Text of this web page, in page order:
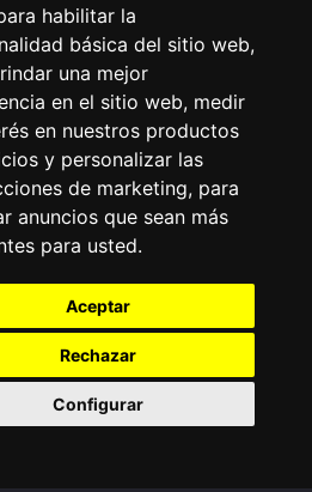
habilitar la
básica del sitio web,
una mejor
en el sitio web, medir
en nuestros productos
y personalizar las
de marketing, para
anuncios que sean más
para usted.
Aceptar
Rechazar
Configurar
OTROS IDIOMAS
Pray as you go (inglés)
Passo a rezar (portugués)
Prie en Chemin (francés)
Bidden Onderweg
(neerlandés)
Fi tariqi osally (árabe)
Jesuitas España